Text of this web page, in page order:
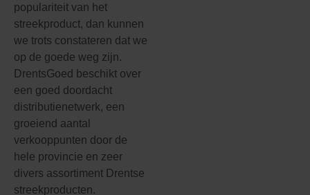
populariteit van het
streekproduct, dan kunnen
we trots constateren dat we
op de goede weg zijn.
DrentsGoed beschikt over
een goed doordacht
distributienetwerk, een
groeiend aantal
verkooppunten door de
hele provincie en zeer
divers assortiment Drentse
streekproducten.